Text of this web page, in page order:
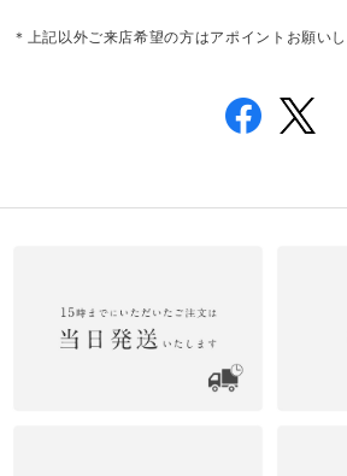
＊上記以外ご来店希望の方はアポイントお願いし